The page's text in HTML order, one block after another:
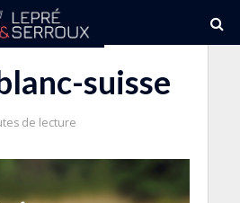
suisse
de lecture